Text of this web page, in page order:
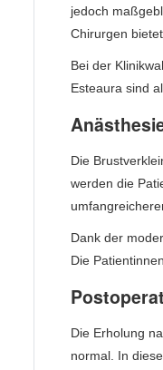
jedoch
Chirurgen
Bei der
Esteaura sind
Die
werden die
Dank der
Die
Die Erholung
normal. In